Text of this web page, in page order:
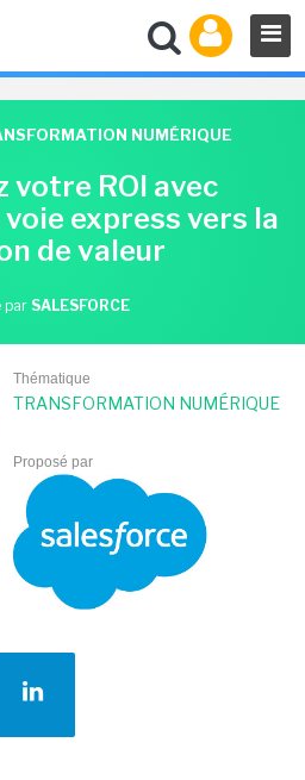
NUMÉRIQUE
votre ROI avec
express vers la
de valeur
par SALESFORCE
Thématique
TRANSFORMATION NUMÉRIQUE
Proposé par